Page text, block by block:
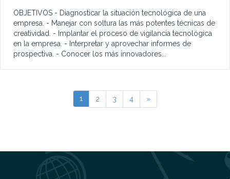
OBJETIVOS - Diagnosticar la situación tecnológica de una
empresa. - Manejar con soltura las más potentes técnicas de
creatividad. - Implantar el proceso de vigilancia tecnológica
en la empresa. - Interpretar y aprovechar informes de
prospectiva. - Conocer los más innovadores...
1 2 3 4 »